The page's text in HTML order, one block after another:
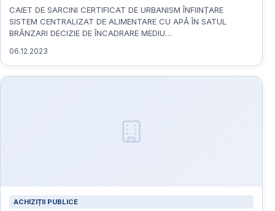
CAIET DE SARCINI CERTIFICAT DE URBANISM ÎNFIINȚARE
SISTEM CENTRALIZAT DE ALIMENTARE CU APĂ ÎN SATUL
BRÂNZARI DECIZIE DE ÎNCADRARE MEDIU…
06.12.2023
ACHIZIȚII PUBLICE